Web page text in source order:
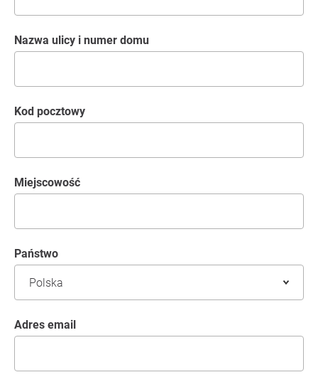
Nazwa ulicy i numer domu
kod pocztowy
Miejscowość
Państwo
Adres email